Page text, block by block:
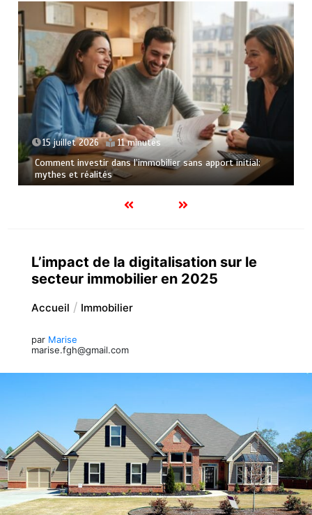
15 juillet 2026 11 minutes
Comment investir dans l’immobilier sans apport initial:
mythes et réalités
L’impact de la digitalisation sur le
secteur immobilier en 2025
Accueil Immobilier
par Marise
marise.fgh@gmail.com